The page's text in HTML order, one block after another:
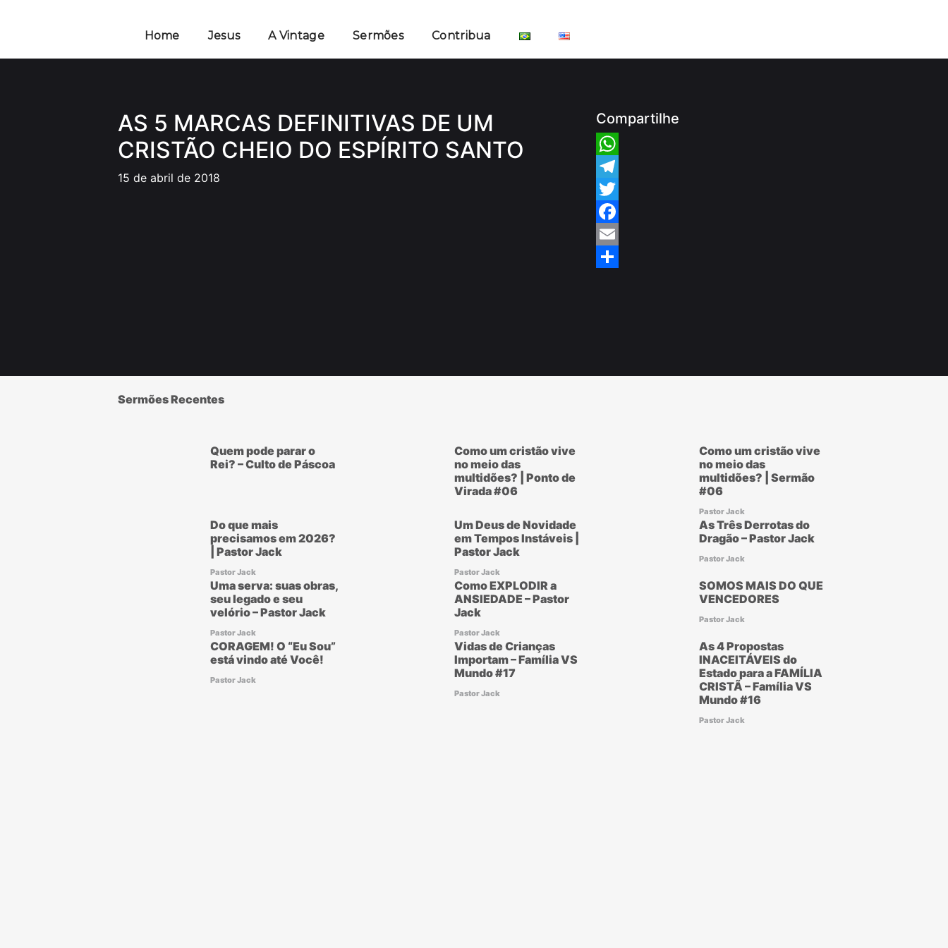
conteúdo
Home Jesus A Vintage Sermões Contribua
AS 5 MARCAS DEFINITIVAS DE UM
CRISTÃO CHEIO DO ESPÍRITO SANTO
15 de abril de 2018
Compartilhe
WhatsApp
Telegram
Twitter
Facebook
Email
Sermões Recentes
Quem pode parar o
Rei? – Culto de Páscoa
Como um cristão vive
no meio das
multidões? | Ponto de
Virada #06
Como um cristão vive
no meio das
multidões? | Sermão
#06
Pastor Jack
Do que mais
precisamos em 2026?
| Pastor Jack
Pastor Jack
Um Deus de Novidade
em Tempos Instáveis |
Pastor Jack
Pastor Jack
As Três Derrotas do
Dragão – Pastor Jack
Pastor Jack
Uma serva: suas obras,
seu legado e seu
velório – Pastor Jack
Pastor Jack
Como EXPLODIR a
ANSIEDADE – Pastor
Jack
Pastor Jack
SOMOS MAIS DO QUE
VENCEDORES
Pastor Jack
CORAGEM! O “Eu Sou”
está vindo até Você!
Pastor Jack
Vidas de Crianças
Importam – Família VS
Mundo #17
Pastor Jack
As 4 Propostas
INACEITÁVEIS do
Estado para a FAMÍLIA
CRISTÃ – Família VS
Mundo #16
Pastor Jack